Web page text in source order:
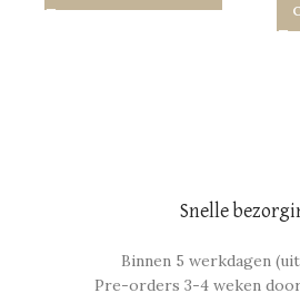
Snelle
Binnen 5 werkdagen
Pre-orders 3-4 weken